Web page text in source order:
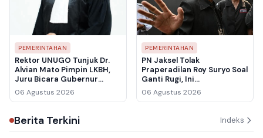
PEMERINTAHAN
Rektor UNUGO Tunjuk Dr.
Alvian Mato Pimpin LKBH,
Juru Bicara Gubernur
Gorontalo Siap Perkuat
Bantuan Hukum untuk
06 Agustus 2026
PEMERINTAHAN
PN Jaksel Tolak
Praperadilan Roy Suryo Soal
Ganti Rugi, Ini
Pertimbangan Hakim
06 Agustus 2026
Berita Terkini Indeks